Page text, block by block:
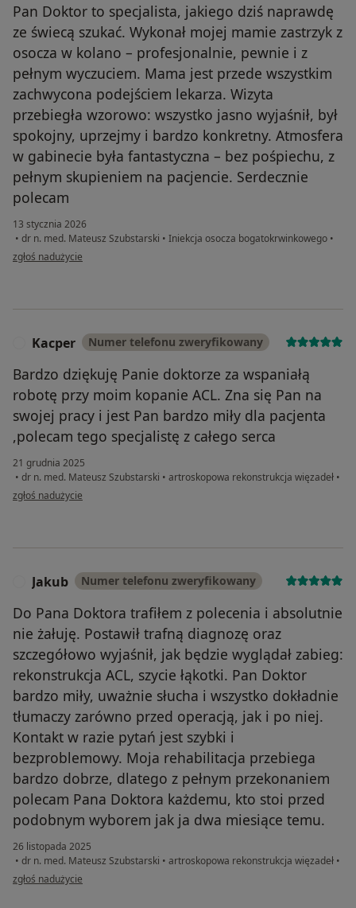
Pan Doktor to specjalista, jakiego dziś naprawdę
ze świecą szukać. Wykonał mojej mamie zastrzyk z
osocza w kolano – profesjonalnie, pewnie i z
pełnym wyczuciem. Mama jest przede wszystkim
zachwycona podejściem lekarza. Wizyta
przebiegła wzorowo: wszystko jasno wyjaśnił, był
spokojny, uprzejmy i bardzo konkretny. Atmosfera
w gabinecie była fantastyczna – bez pośpiechu, z
pełnym skupieniem na pacjencie. Serdecznie
polecam
13 stycznia 2026
• dr n. med. Mateusz Szubstarski • Iniekcja osocza bogatokrwinkowego •
w opinii użytkownika Pacjent
zgłoś nadużycie
Kacper Numer telefonu zweryfikowany
Bardzo dziękuję Panie doktorze za wspaniałą
robotę przy moim kopanie ACL. Zna się Pan na
swojej pracy i jest Pan bardzo miły dla pacjenta
,polecam tego specjalistę z całego serca
21 grudnia 2025
• dr n. med. Mateusz Szubstarski • artroskopowa rekonstrukcja więzadeł •
w opinii użytkownika Kacper
zgłoś nadużycie
Jakub Numer telefonu zweryfikowany
Do Pana Doktora trafiłem z polecenia i absolutnie
nie żałuję. Postawił trafną diagnozę oraz
szczegółowo wyjaśnił, jak będzie wyglądał zabieg:
rekonstrukcja ACL, szycie łąkotki. Pan Doktor
bardzo miły, uważnie słucha i wszystko dokładnie
tłumaczy zarówno przed operacją, jak i po niej.
Kontakt w razie pytań jest szybki i
bezproblemowy. Moja rehabilitacja przebiega
bardzo dobrze, dlatego z pełnym przekonaniem
polecam Pana Doktora każdemu, kto stoi przed
podobnym wyborem jak ja dwa miesiące temu.
26 listopada 2025
• dr n. med. Mateusz Szubstarski • artroskopowa rekonstrukcja więzadeł •
w opinii użytkownika Jakub
zgłoś nadużycie